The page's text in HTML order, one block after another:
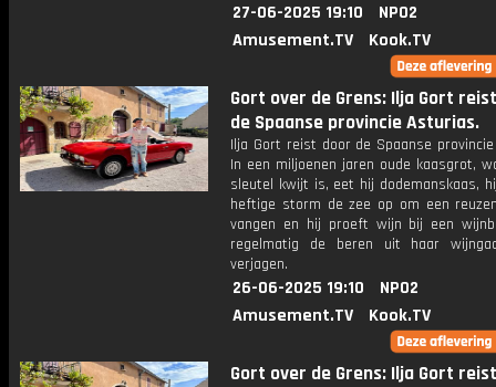
27-06-2025 19:10
NPO2
Amusement.TV
Kook.TV
Gort over de Grens: Ilja Gort
de Spaanse provincie Asturias.
Ilja Gort reist door de Spaanse
In een miljoenen jaren oude kaasgrot,
sleutel kwijt is, eet hij dodemanskaas,
heftige storm de zee op om een
vangen en hij proeft wijn bij een
regelmatig de beren uit haar
verjagen.
26-06-2025 19:10
NPO2
Amusement.TV
Kook.TV
Gort over de Grens: Ilja Gort